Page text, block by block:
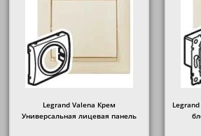
Legrand Valena Крем
Универсальная лицевая панель